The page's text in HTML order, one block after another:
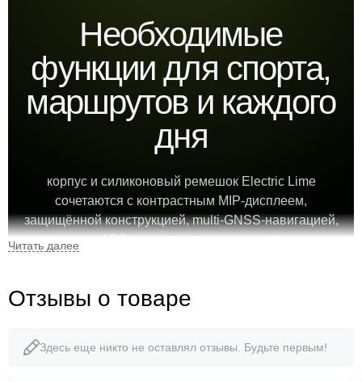
Необходимые
функции для спорта,
маршрутов и каждого
дня
корпус и силиконовый ремешок Electric Lime
сочетаются с контрастным MIP-дисплеем,
защищённой конструкцией, multi-GNSS-навигацией,
датчиками ABC и круглосуточным мониторингом
MIP-дисплей вес часов
Отзывы о товаре
Здесь еще никто не оставлял отзывы. Будьте первым!